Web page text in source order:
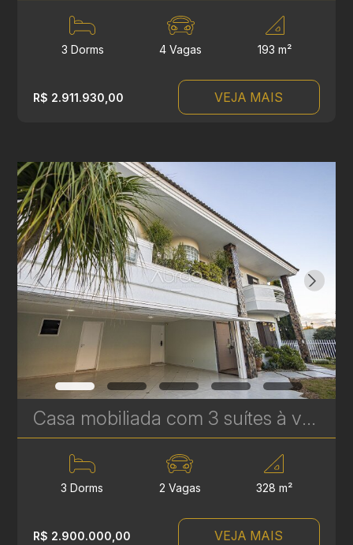
3 Dorms 4 Vagas 193 m²
R$ 2.911.930,00 VEJA MAIS
Casa mobiliada com 3 suítes à venda em Campo Largo - 426,30 m² | Ref. 1765
3 Dorms 2 Vagas 328 m²
R$ 2.900.000,00 VEJA MAIS